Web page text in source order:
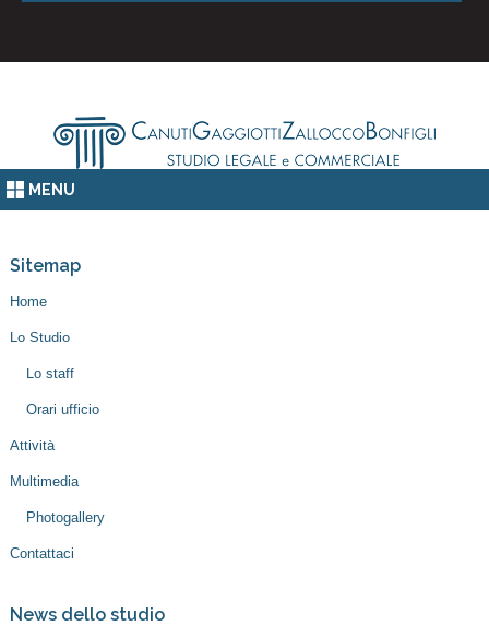
MENU
Sitemap
Home
Lo Studio
Lo staff
Orari ufficio
Attività
Multimedia
Photogallery
Contattaci
News dello studio